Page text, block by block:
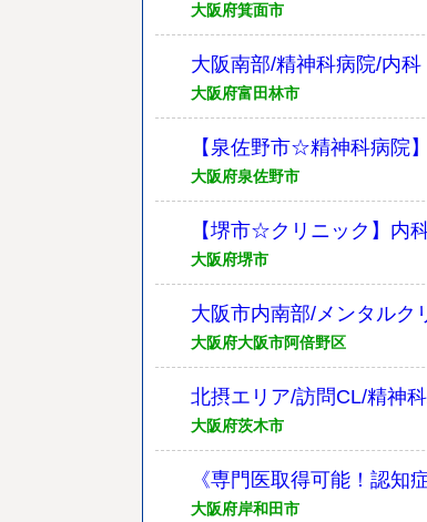
大阪府箕面市
大阪南部/精神科病院/内科
大阪府富田林市
【泉佐野市☆精神科病院
大阪府泉佐野市
【堺市☆クリニック】内
大阪府堺市
大阪市内南部/メンタルク
大阪府大阪市阿倍野区
北摂エリア/訪問CL/精神
大阪府茨木市
《専門医取得可能！認知
大阪府岸和田市